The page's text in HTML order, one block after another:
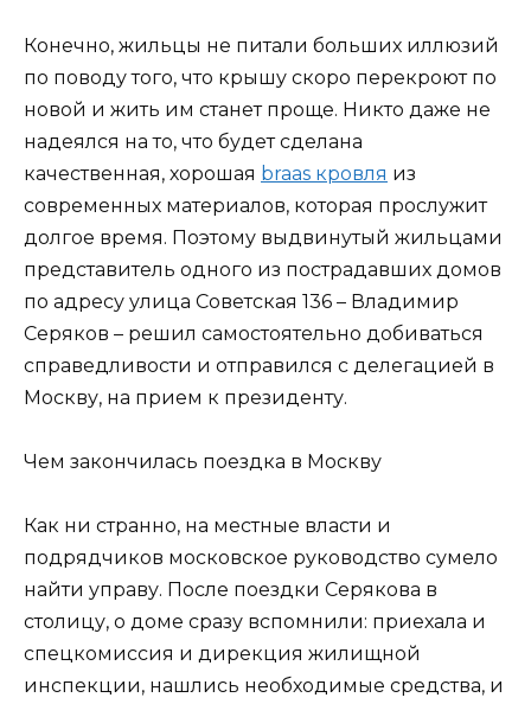
Конечно, жильцы не питали больших иллюзий
по поводу того, что крышу скоро перекроют по
новой и жить им станет проще. Никто даже не
надеялся на то, что будет сделана
качественная, хорошая braas кровля из
современных материалов, которая прослужит
долгое время. Поэтому выдвинутый жильцами
представитель одного из пострадавших домов
по адресу улица Советская 136 – Владимир
Серяков – решил самостоятельно добиваться
справедливости и отправился с делегацией в
Москву, на прием к президенту.
Чем закончилась поездка в Москву
Как ни странно, на местные власти и
подрядчиков московское руководство сумело
найти управу. После поездки Серякова в
столицу, о доме сразу вспомнили: приехала и
спецкомиссия и дирекция жилищной
инспекции, нашлись необходимые средства, и